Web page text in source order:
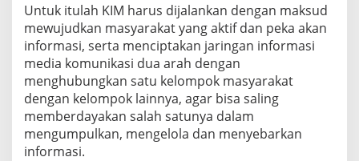
U
P
A
T
E
N
O
K
U
S
Untuk itulah KIM harus dijalankan dengan maksud
mewujudkan masyarakat yang aktif dan peka akan
informasi, serta menciptakan jaringan informasi
media komunikasi dua arah dengan
menghubungkan satu kelompok masyarakat
dengan kelompok lainnya, agar bisa saling
memberdayakan salah satunya dalam
mengumpulkan, mengelola dan menyebarkan
informasi.